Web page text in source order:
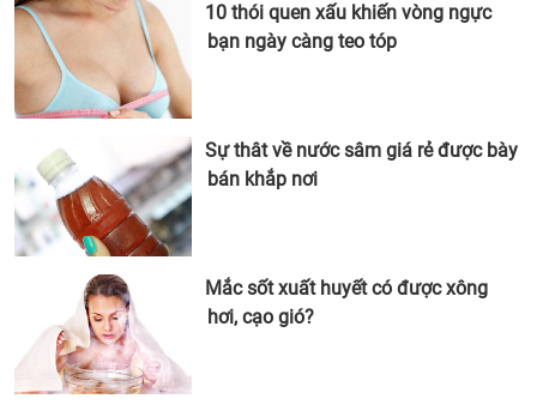
10 thói quen xấu khiến vòng ngực
bạn ngày càng teo tóp
Sự thât về nước sâm giá rẻ được bày
bán khắp nơi
Mắc sốt xuất huyết có được xông
hơi, cạo gió?